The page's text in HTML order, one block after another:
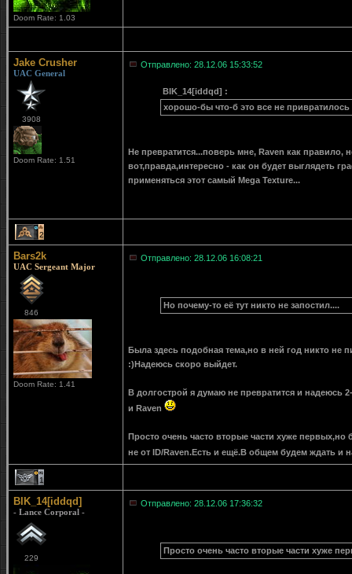
Doom Rate: 1.03
Jake Crusher
UAC General
3908
Doom Rate: 1.51
Отправлено: 28.12.06 15:33:52
BIK_14[iddqd] :
хорошо-бы что-б это все не
Не превратится...поверь мне, Raven как правило,
вот,правда,интересно - как он будет выглядеть
применяться этот самый Mega Texture...
2
Bars2k
UAC Sergeant Major
846
Doom Rate: 1.41
Отправлено: 28.12.06 16:08:21
Но почему-то её тут никто не запостил....
Была здесь подобная тема,но в ней год никто не
:)Надеюсь скоро выйдет.
В долгострой я думаю не превратится и надеюсь
и Raven
Просто очень часто вторые части хуже первых,но
не от ID/Raven.Есть и ещё.В общем будем ждать и
1
BIK_14[iddqd]
- Lance Corporal -
229
Отправлено: 28.12.06 17:36:32
Просто очень часто вторые части хуже